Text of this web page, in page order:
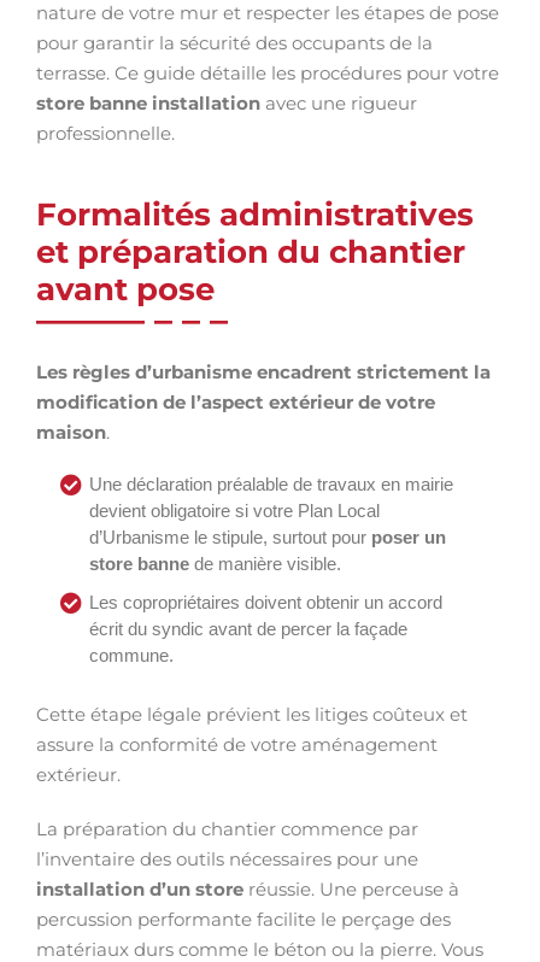
nature de votre mur et respecter les étapes de pose
pour garantir la sécurité des occupants de la
terrasse. Ce guide détaille les procédures pour votre
store banne installation avec une rigueur
professionnelle.
Formalités administratives
et préparation du chantier
avant pose
Les règles d’urbanisme encadrent strictement la
modification de l’aspect extérieur de votre
maison.
Une déclaration préalable de travaux en mairie
devient obligatoire si votre Plan Local
d’Urbanisme le stipule, surtout pour poser un
store banne de manière visible.
Les copropriétaires doivent obtenir un accord
écrit du syndic avant de percer la façade
commune.
Cette étape légale prévient les litiges coûteux et
assure la conformité de votre aménagement
extérieur.
La préparation du chantier commence par
l’inventaire des outils nécessaires pour une
installation d’un store réussie. Une perceuse à
percussion performante facilite le perçage des
matériaux durs comme le béton ou la pierre. Vous